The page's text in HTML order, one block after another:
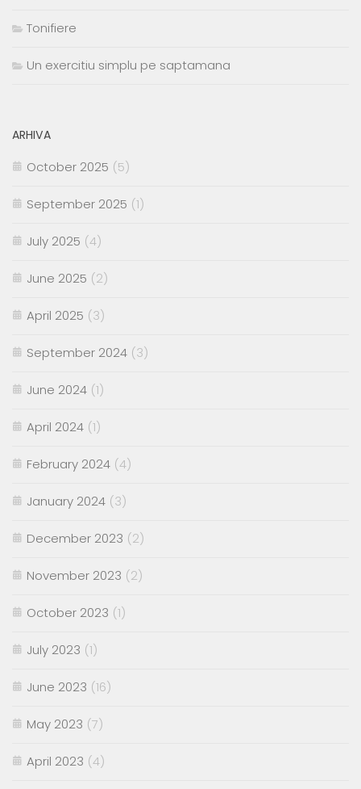
Tonifiere
Un exercitiu simplu pe saptamana
ARHIVA
October 2025 (5)
September 2025 (1)
July 2025 (4)
June 2025 (2)
April 2025 (3)
September 2024 (3)
June 2024 (1)
April 2024 (1)
February 2024 (4)
January 2024 (3)
December 2023 (2)
November 2023 (2)
October 2023 (1)
July 2023 (1)
June 2023 (16)
May 2023 (7)
April 2023 (4)